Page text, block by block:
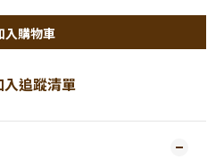
入購物車
入追蹤清單